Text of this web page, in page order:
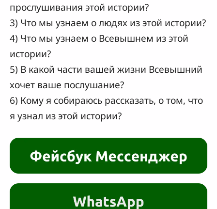
прослушивания этой истории?
3) Что мы узнаем о людях из этой истории?
4) Что мы узнаем о Всевышнем из этой
истории?
5) В какой части вашей жизни Всевышний
хочет ваше послушание?
6) Кому я собираюсь рассказать, о том, что
я узнал из этой истории?